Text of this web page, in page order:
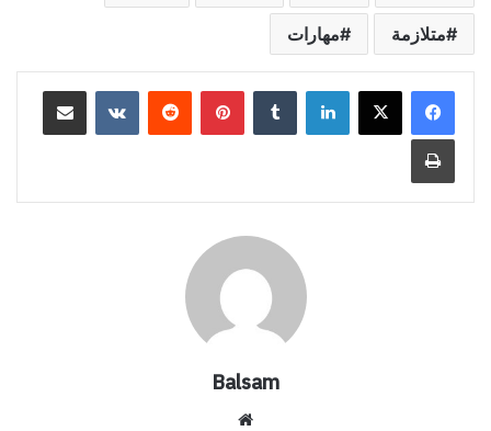
متلازمة مهارات
لينكدإن بينتيريست مشاركة عبر البريد
طباعة
Balsam